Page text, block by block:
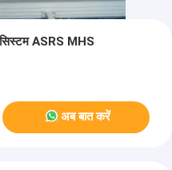
ASRS MHS
अब बात करें